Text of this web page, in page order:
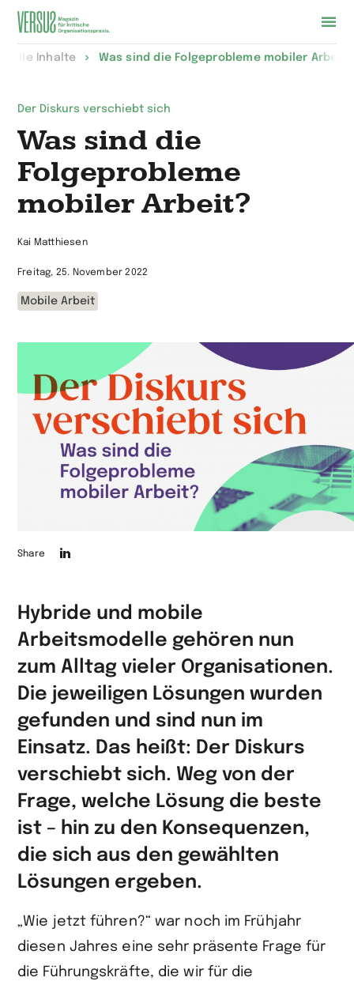
Zur
Alle Inhalte Was sind die Folgeprobleme mobiler Arbeit?
Der Diskurs verschiebt sich
Was sind die
Folgeprobleme
mobiler Arbeit?
Kai Matthiesen
Freitag, 25. November 2022
Mobile Arbeit
auf
LinkedIn
teilen
Share
Hybride und mobile
Arbeitsmodelle gehören nun
zum Alltag vieler Organisationen.
Die jeweiligen Lösungen wurden
gefunden und sind nun im
Einsatz. Das heißt: Der Diskurs
verschiebt sich. Weg von der
Frage, welche Lösung die beste
ist – hin zu den Konsequenzen,
die sich aus den gewählten
Lösungen ergeben.
„Wie jetzt führen?“ war noch im Frühjahr
diesen Jahres eine sehr präsente Frage für
die Führungskräfte, die wir für die